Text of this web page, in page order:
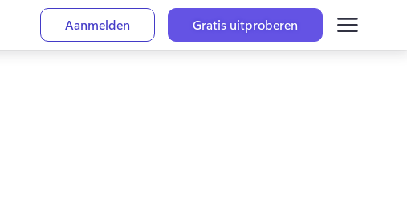
Aanmelden
Gratis uitproberen